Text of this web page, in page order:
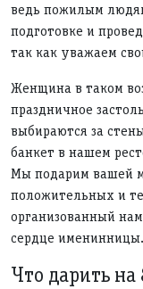
ведь пожилым
подготовке и
так как уважаем
Женщина в таком
праздничное
выбираются за
банкет в нашем
Мы подарим вашей
положительных и
организованный
сердце именинницы.
Что дарить